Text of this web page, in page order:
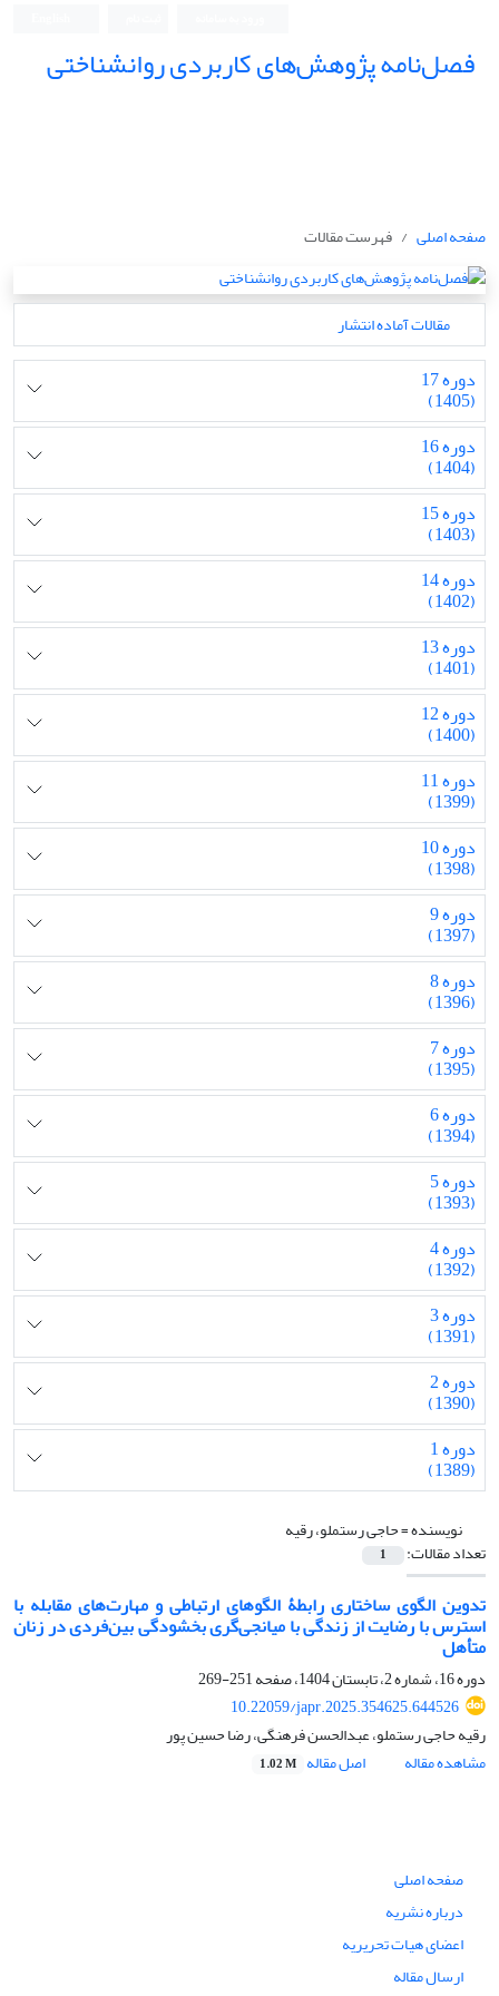
فصل‌نامه پژوهش‌های کاربردی روانشناختی
صفحه اصلی فهرست مقالات
مقالات آماده انتشار
دوره 17
(1405)
دوره 16
(1404)
دوره 15
(1403)
دوره 14
(1402)
دوره 13
(1401)
دوره 12
(1400)
دوره 11
(1399)
دوره 10
(1398)
دوره 9
(1397)
دوره 8
(1396)
دوره 7
(1395)
دوره 6
(1394)
دوره 5
(1393)
دوره 4
(1392)
دوره 3
(1391)
دوره 2
(1390)
دوره 1
(1389)
نویسنده =حاجی رستملو، رقیه
تعداد مقالات: 1
تدوین الگوی ساختاری رابطۀ الگوهای ارتباطی و مهارت‌های مقابله با
استرس با رضایت از زندگی با میانجی‌گری بخشودگی بین‌فردی در زنان
متأهل
دوره 16، شماره 2، تابستان 1404، صفحه
251-269
10.22059/japr.2025.354625.644526
رقیه حاجی رستملو، عبدالحسن فرهنگی، رضا حسین پور
مشاهده مقاله
اصل مقاله 1.02 M
صفحه اصلی
درباره نشریه
اعضای هیات تحریریه
ارسال مقاله